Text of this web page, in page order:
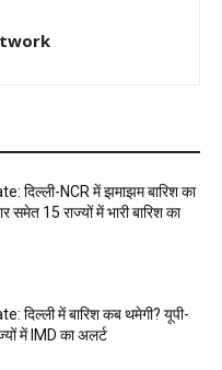
दिल्ली-NCR में झमाझम बारिश का
समेत 15 राज्यों में भारी बारिश का
दिल्ली में बारिश कब थमेगी? यूपी-
में IMD का अलर्ट